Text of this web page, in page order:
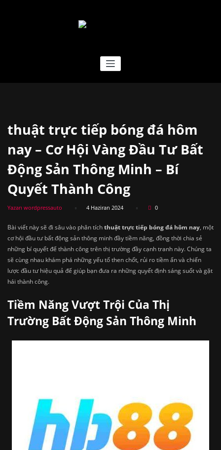
EFSANE TREYLER
thuật trực tiếp bóng đá hôm
nay – Cơ Hội Vàng Đầu Tư Bất
Động Sản Thông Minh – Bí
Quyết Thành Công
Yazarı wordpressauto 4 Haziran 2024 0
Bài viết này sẽ đi sâu vào phân tíchthuật trực tiếp bóng đá hôm nay, một
cơ hội đầu tư bất động sản thông minh đầy tiềm năng, đồng thời chia sẻ
những bí quyết để thành công trên thị trường đầy cạnh tranh này. Chúng ta
sẽ cùng nhau khám phá những yếu tố then chốt, rủi ro tiềm ẩn và chiến
lược đầu tư hiệu quả để giúp bạn đưa ra những quyết định sáng suốt và gặt
hái thành công.
Tiềm Năng Vượt Trội Của Thị
Trường Bất Động Sản Thông Minh